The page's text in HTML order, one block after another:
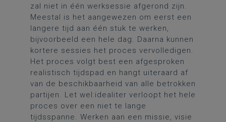
zal niet in één werksessie afgerond zijn.
Meestal is het aangewezen om eerst een
langere tijd aan één stuk te werken,
bijvoorbeeld een hele dag. Daarna kunnen
kortere sessies het proces vervolledigen.
Het proces volgt best een afgesproken
realistisch tijdspad en hangt uiteraard af
van de beschikbaarheid van alle betrokken
partijen. Let wel:idealiter verloopt het hele
proces over een niet te lange
tijdsspanne. Werken aan een missie, visie